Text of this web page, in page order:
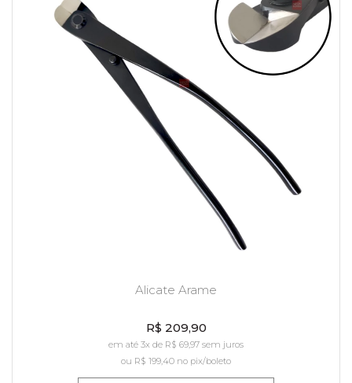
Alicate Arame
R$ 209,90
em até 3x de R$ 69,97 sem juros
ou R$ 199,40 no pix/boleto